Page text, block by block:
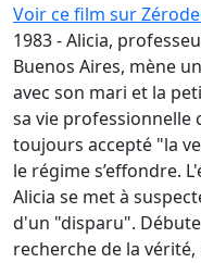
Voir ce film sur
1983 - Alicia,
Buenos Aires, mène
avec son mari et la
sa vie professionnelle
toujours accepté "la
le régime s’effondre.
Alicia se met à
d'un "disparu".
recherche de la